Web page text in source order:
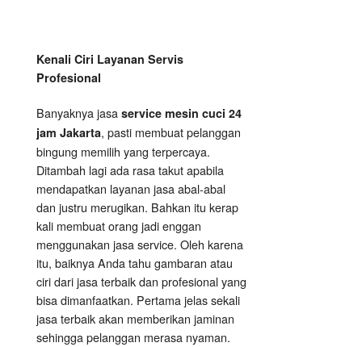
Kenali Ciri Layanan Servis
Profesional
Banyaknya jasa service mesin cuci 24
jam Jakarta, pasti membuat pelanggan
bingung memilih yang terpercaya.
Ditambah lagi ada rasa takut apabila
mendapatkan layanan jasa abal-abal
dan justru merugikan. Bahkan itu kerap
kali membuat orang jadi enggan
menggunakan jasa service. Oleh karena
itu, baiknya Anda tahu gambaran atau
ciri dari jasa terbaik dan profesional yang
bisa dimanfaatkan. Pertama jelas sekali
jasa terbaik akan memberikan jaminan
sehingga pelanggan merasa nyaman.